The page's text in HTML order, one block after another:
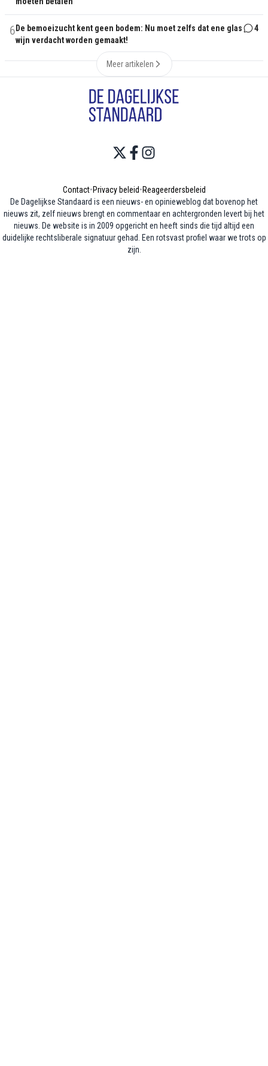
6 De bemoeizucht kent geen bodem: Nu moet zelfs dat ene glas
wijn verdacht worden gemaakt!
4
Meer artikelen
Contact•Privacy beleid•Reageerdersbeleid
De Dagelijkse Standaard is een nieuws- en opinieweblog dat bovenop het
nieuws zit, zelf nieuws brengt en commentaar en achtergronden levert bij het
nieuws. De website is in 2009 opgericht en heeft sinds die tijd altijd een
duidelijke rechtsliberale signatuur gehad. Een rotsvast profiel waar we trots op
zijn.